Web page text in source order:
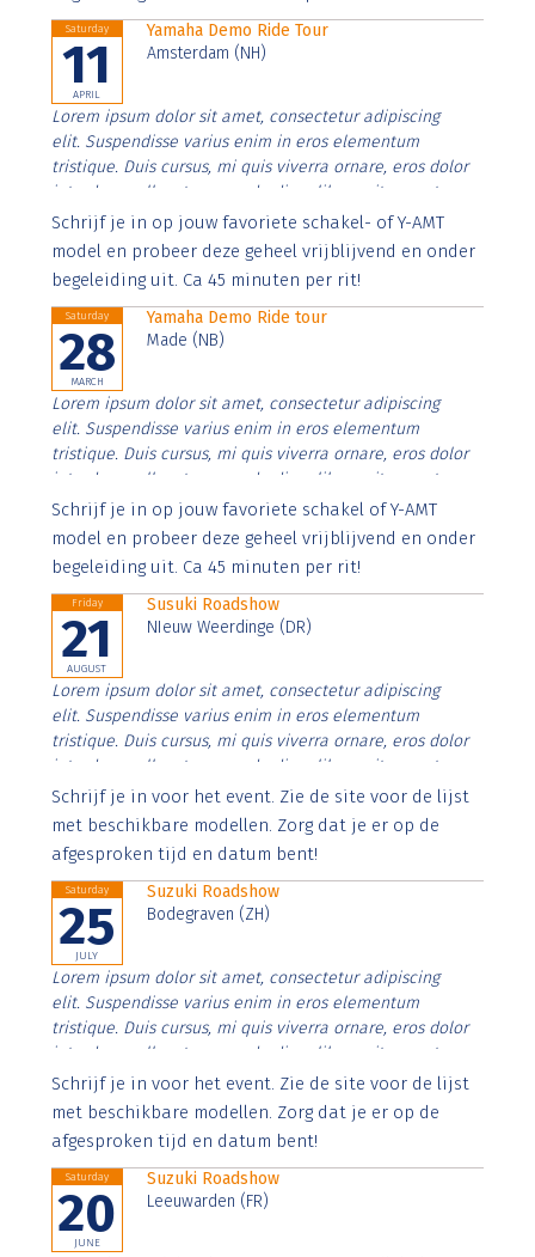
Saturday
11
APRIL
Yamaha Demo Ride Tour
Amsterdam (NH)
Lorem ipsum dolor sit amet, consectetur adipiscing
elit. Suspendisse varius enim in eros elementum
tristique. Duis cursus, mi quis viverra ornare, eros dolor
interdum nulla, ut commodo diam libero vitae erat.
Aenean faucibus nibh et justo cursus id rutrum lorem
imperdiet. Nunc ut sem vitae risus tristique posuere.
Schrijf je in op jouw favoriete schakel- of Y-AMT
model en probeer deze geheel vrijblijvend en onder
begeleiding uit. Ca 45 minuten per rit!
Saturday
28
MARCH
Yamaha Demo Ride tour
Made (NB)
Lorem ipsum dolor sit amet, consectetur adipiscing
elit. Suspendisse varius enim in eros elementum
tristique. Duis cursus, mi quis viverra ornare, eros dolor
interdum nulla, ut commodo diam libero vitae erat.
Aenean faucibus nibh et justo cursus id rutrum lorem
imperdiet. Nunc ut sem vitae risus tristique posuere.
Schrijf je in op jouw favoriete schakel of Y-AMT
model en probeer deze geheel vrijblijvend en onder
begeleiding uit. Ca 45 minuten per rit!
Friday
21
AUGUST
Susuki Roadshow
NIeuw Weerdinge (DR)
Lorem ipsum dolor sit amet, consectetur adipiscing
elit. Suspendisse varius enim in eros elementum
tristique. Duis cursus, mi quis viverra ornare, eros dolor
interdum nulla, ut commodo diam libero vitae erat.
Aenean faucibus nibh et justo cursus id rutrum lorem
imperdiet. Nunc ut sem vitae risus tristique posuere.
Schrijf je in voor het event. Zie de site voor de lijst
met beschikbare modellen. Zorg dat je er op de
afgesproken tijd en datum bent!
Saturday
25
JULY
Suzuki Roadshow
Bodegraven (ZH)
Lorem ipsum dolor sit amet, consectetur adipiscing
elit. Suspendisse varius enim in eros elementum
tristique. Duis cursus, mi quis viverra ornare, eros dolor
interdum nulla, ut commodo diam libero vitae erat.
Aenean faucibus nibh et justo cursus id rutrum lorem
imperdiet. Nunc ut sem vitae risus tristique posuere.
Schrijf je in voor het event. Zie de site voor de lijst
met beschikbare modellen. Zorg dat je er op de
afgesproken tijd en datum bent!
Saturday
20
JUNE
Suzuki Roadshow
Leeuwarden (FR)